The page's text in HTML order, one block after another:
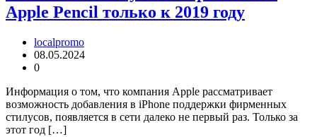
Apple Pencil только к 2019 году
localpromo
08.05.2024
0
Информация о том, что компания Apple рассматривает
возможность добавления в iPhone поддержки фирменных
стилусов, появляется в сети далеко не первый раз. Только за
этот год […]